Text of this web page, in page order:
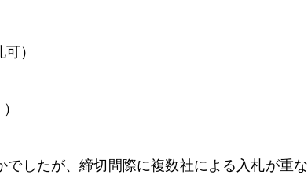
）
したが、締切間際に複数社による入札が重